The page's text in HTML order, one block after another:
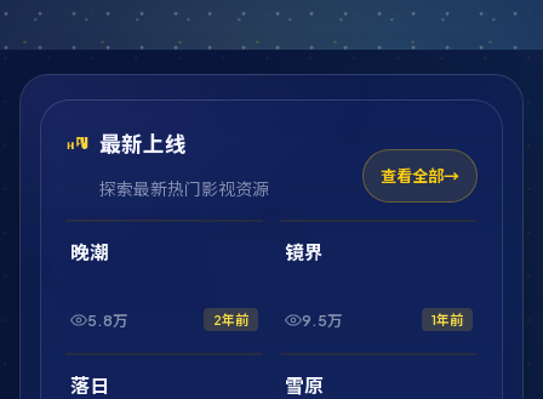
最新上线
探索最新热门影视资源
查看全部
最新
2:01:47
晚潮
5.8万 2年前
最新
2:10:52
镜界
9.5万 1年前
最新
2:20:31
落日 最新
1:56:54
雪原